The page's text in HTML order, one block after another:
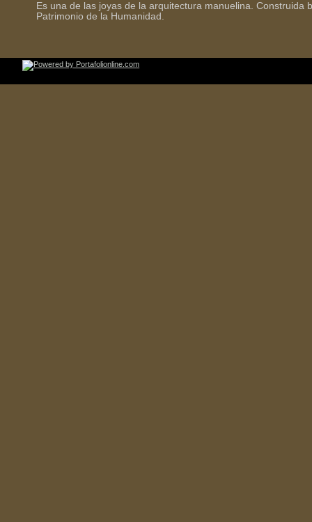
Es una de las joyas de la arquitectura manuelina.
Patrimonio de la Humanidad.